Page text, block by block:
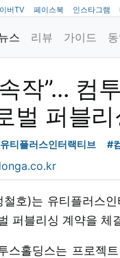
버TV 페이스북 인스타그램
스 리뷰 가이드
작”... 컴
벌 퍼블
티플러스인터랙티브 #
호)는 유티플러스
퍼블리싱 계약을 체
스홀딩스는 프로젝